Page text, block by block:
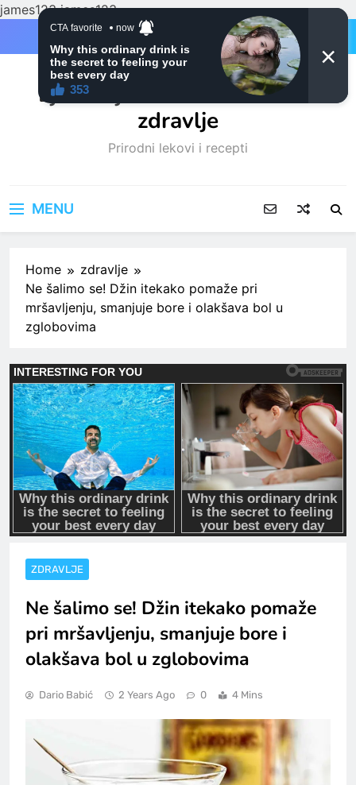
james123james123
Ljubitelji mačaka i Prirodno
zdravlje
Prirodni lekovi i recepti
MENU
Home
zdravlje
Ne šalimo se! Džin itekako pomaže pri
mršavljenju, smanjuje bore i olakšava bol u
zglobovima
ZDRAVLJE
Ne šalimo se! Džin itekako pomaže
pri mršavljenju, smanjuje bore i
olakšava bol u zglobovima
Dario Babić 2 Years Ago 0 4 Mins